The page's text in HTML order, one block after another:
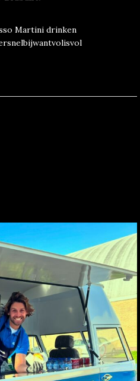
Martini drinken